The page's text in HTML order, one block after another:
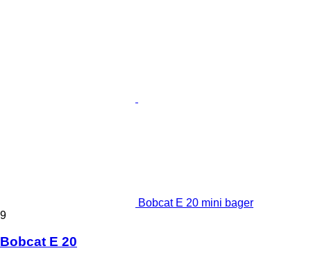
Bobcat E 20 mini bager
9
Bobcat E 20